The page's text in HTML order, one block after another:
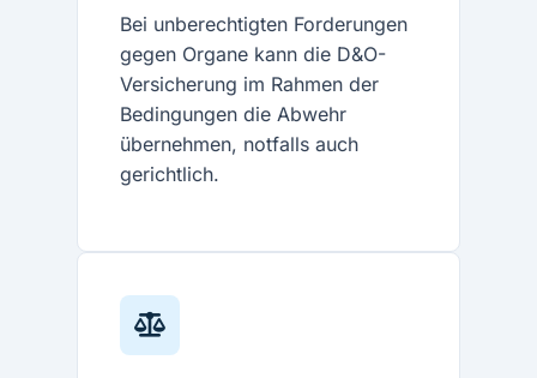
Bei unberechtigten Forderungen
gegen Organe kann die D&O-
Versicherung im Rahmen der
Bedingungen die Abwehr
übernehmen, notfalls auch
gerichtlich.